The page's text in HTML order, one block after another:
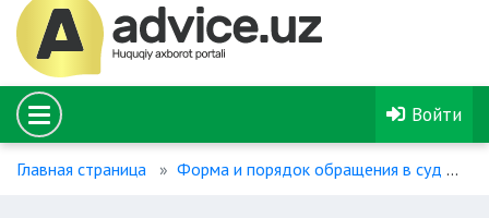
Войти
Главная страница Форма и порядок обращения в суд